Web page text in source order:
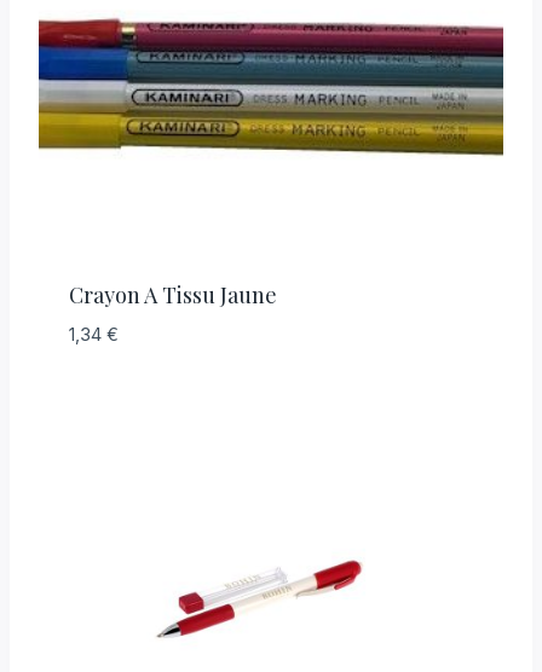
Crayon A Tissu Jaune
1,34 €